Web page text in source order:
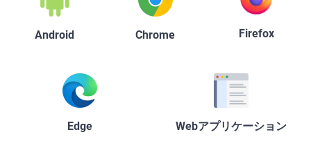
Android Chrome Firefox
Edge Webアプリケーション